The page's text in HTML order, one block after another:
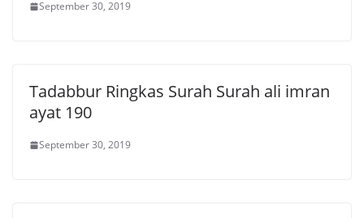
September 30, 2019
Tadabbur Ringkas Surah Surah ali imran
ayat 190
September 30, 2019